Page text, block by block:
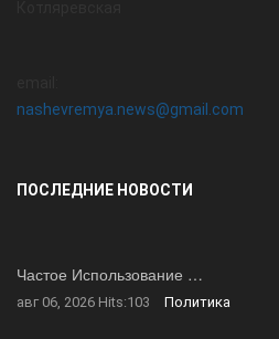
nashevremya.news@gmail.com
ПОСЛЕДНИЕ НОВОСТИ
Частое Использование …
авг 06, 2026 Hits:103 Политика